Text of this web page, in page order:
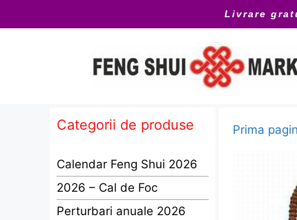
la
Livrare
Prima
Categorii de produse
Calendar Feng Shui 2026
2026 – Cal de Foc
Perturbari anuale 2026